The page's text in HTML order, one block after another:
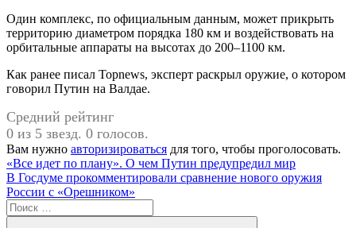
Один комплекс, по официальным данным, может прикрыть
территорию диаметром порядка 180 км и воздействовать на
орбитальные аппараты на высотах до 200–1100 км.
Как ранее писал Topnews, эксперт раскрыл оружие, о котором
говорил Путин на Валдае.
Средний рейтинг
0 из 5 звезд. 0 голосов.
Вам нужно авторизироваться для того, чтобы проголосовать.
Навигация
по
записям
Предыдущая
запись:
«Все идет по плану». О чем Путин предупредил мир
Следующая
запись:
В Госдуме прокомментировали сравнение нового оружия
России с «Орешником»
Поиск
для: